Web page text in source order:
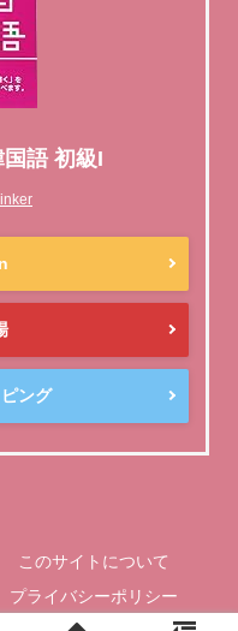
語 初級I
ング
このサイトについて
プライバシーポリシー